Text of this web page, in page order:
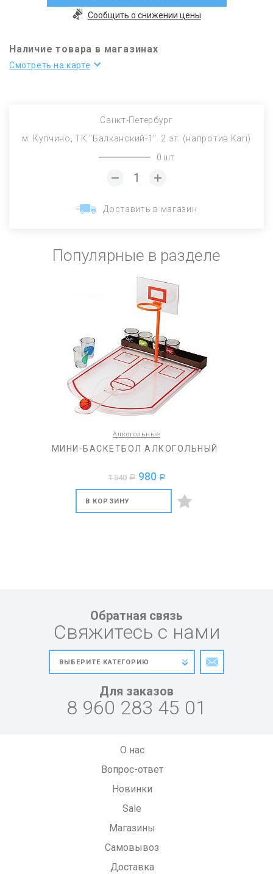
Сообщить о снижении цены
Наличие товара в магазинах
Смотреть на карте
Санкт-Петербург
м. Купчино, ТК "Балканский-1". 2 эт. (напротив Kari)
0 шт
Доставить в магазин
Популярные в разделе
Алкогольные
МИНИ-БАСКЕТБОЛ АЛКОГОЛЬНЫЙ
1 540 a 980 a
В КОРЗИНУ
Обратная связь
Свяжитесь с нами
Для заказов
8 960 283 45 01
О нас
Вопрос-ответ
Новинки
Sale
Магазины
Самовывоз
Доставка